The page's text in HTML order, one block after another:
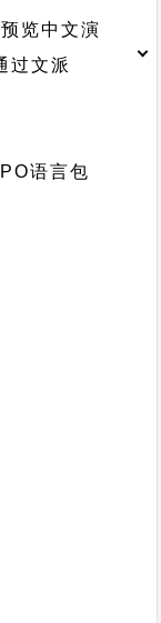
览中文演
过文派
语言包